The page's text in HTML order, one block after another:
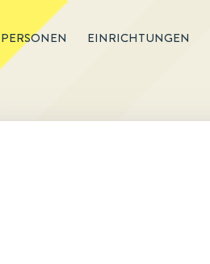
PERSONEN EINRICHTUNGEN